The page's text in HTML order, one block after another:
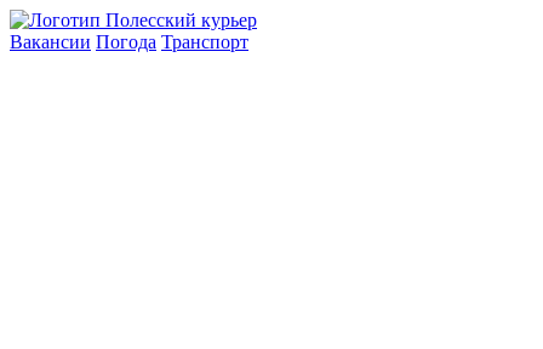
Вакансии Погода Транспорт